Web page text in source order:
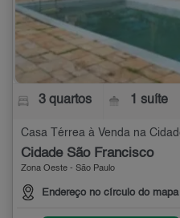
3 quartos 1 suíte
Cidade São Francisco
Zona Oeste - São Paulo
Endereço no círculo do mapa